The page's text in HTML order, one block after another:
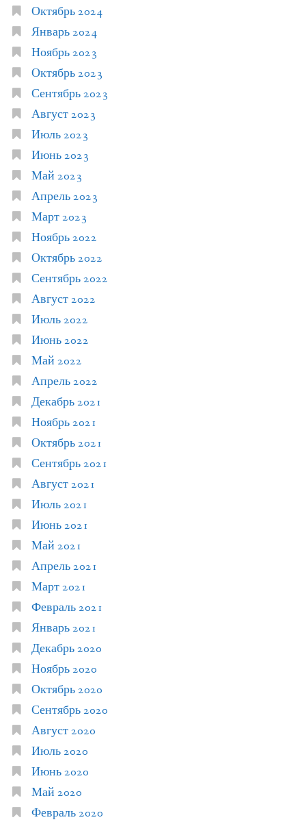
Октябрь 2024
Январь 2024
Ноябрь 2023
Октябрь 2023
Сентябрь 2023
Август 2023
Июль 2023
Июнь 2023
Май 2023
Апрель 2023
Март 2023
Ноябрь 2022
Октябрь 2022
Сентябрь 2022
Август 2022
Июль 2022
Июнь 2022
Май 2022
Апрель 2022
Декабрь 2021
Ноябрь 2021
Октябрь 2021
Сентябрь 2021
Август 2021
Июль 2021
Июнь 2021
Май 2021
Апрель 2021
Март 2021
Февраль 2021
Январь 2021
Декабрь 2020
Ноябрь 2020
Октябрь 2020
Сентябрь 2020
Август 2020
Июль 2020
Июнь 2020
Май 2020
Февраль 2020